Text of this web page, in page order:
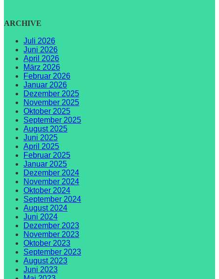
ARCHIVE
Juli 2026
Juni 2026
April 2026
März 2026
Februar 2026
Januar 2026
Dezember 2025
November 2025
Oktober 2025
September 2025
August 2025
Juni 2025
April 2025
Februar 2025
Januar 2025
Dezember 2024
November 2024
Oktober 2024
September 2024
August 2024
Juni 2024
Dezember 2023
November 2023
Oktober 2023
September 2023
August 2023
Juni 2023